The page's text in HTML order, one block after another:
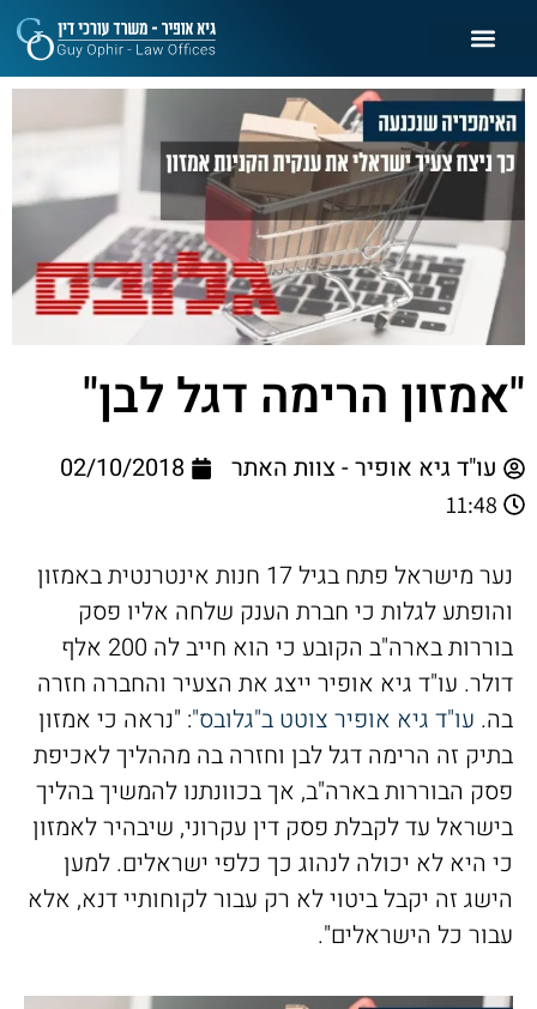
"אמזון הרימה דגל לבן"
עו"ד גיא אופיר - צוות האתר 02/10/2018
11:48
נער מישראל פתח בגיל 17 חנות אינטרנטית באמזון
והופתע לגלות כי חברת הענק שלחה אליו פסק
בוררות בארה"ב הקובע כי הוא חייב לה 200 אלף
דולר. עו"ד גיא אופיר ייצג את הצעיר והחברה חזרה
בה. עו"ד גיא אופיר צוטט ב"גלובס": "נראה כי אמזון
בתיק זה הרימה דגל לבן וחזרה בה מההליך לאכיפת
פסק הבוררות בארה"ב, אך בכוונתנו להמשיך בהליך
בישראל עד לקבלת פסק דין עקרוני, שיבהיר לאמזון
כי היא לא יכולה לנהוג כך כלפי ישראלים. למען
הישג זה יקבל ביטוי לא רק עבור לקוחותיי דנא, אלא
עבור כל הישראלים".